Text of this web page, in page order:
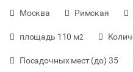
Москва Римская
площадь 110 м2
Посадочных мест (до) 35